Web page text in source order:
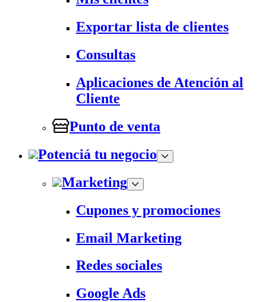
Exportar lista de clientes
Consultas
Aplicaciones de Atención al
Cliente
Punto de venta
Potenciá tu negocio
Marketing
Cupones y promociones
Email Marketing
Redes sociales
Google Ads